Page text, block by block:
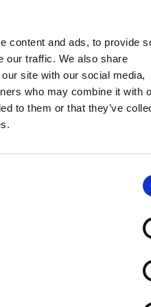
content and ads, to provide
our traffic. We also share
site with our social media,
who may combine it with
to them or that they’ve
incontra il